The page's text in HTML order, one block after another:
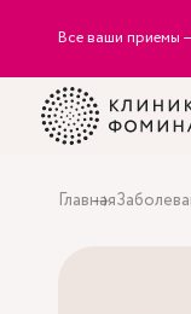
Все ваши приемы
Главная